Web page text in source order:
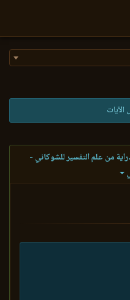
من علم التفسير للشوكاني -